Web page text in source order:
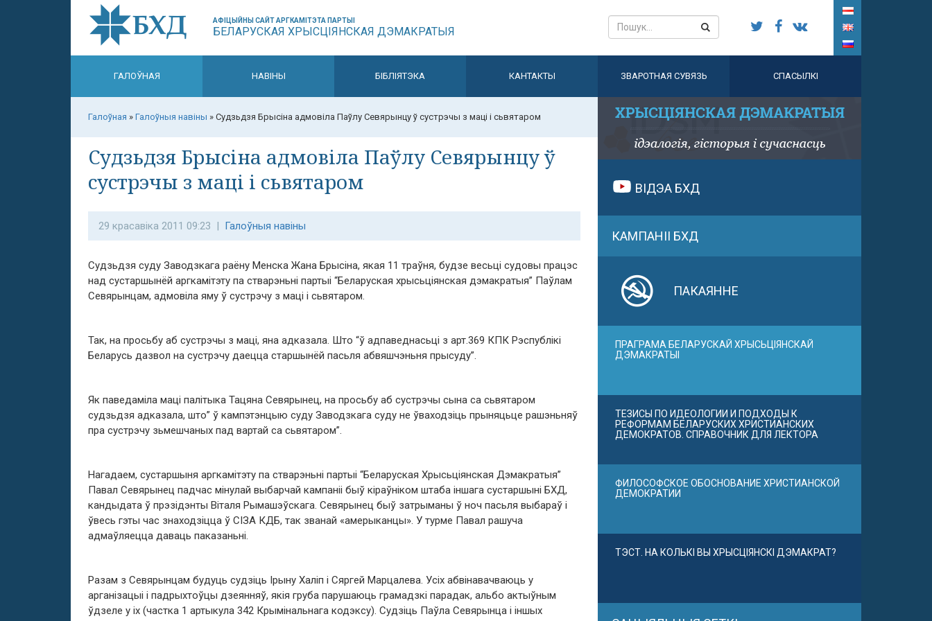
АФІЦЫЙНЫ САЙТ АРГКАМІТЭТА ПАРТЫІ
БЕЛАРУСКАЯ ХРЫСЦІЯНСКАЯ ДЭМАКРАТЫЯ
ГАЛОЎНАЯ НАВІНЫ БІБЛІЯТЭКА КАНТАКТЫ ЗВАРОТНАЯ СУВЯЗЬ СПАСЫЛКІ
Галоўная » Галоўныя навіны » Судзьдзя Брысіна адмовіла Паўлу Севярынцу ў сустрэчы з маці і сьвятаром
Судзьдзя Брысіна адмовіла Паўлу Севярынцу ў
сустрэчы з маці і сьвятаром
29 красавіка 2011 09:23 | Галоўныя навіны
Судзьдзя суду Заводзкага раёну Менска Жана Брысіна, якая 11 траўня, будзе весьці судовы працэс
над сустаршынёй аргкамітэту па стварэньні партыі “Беларуская хрысьціянская дэмакратыя” Паўлам
Севярынцам, адмовіла яму ў сустрэчу з маці і сьвятаром.
Так, на просьбу аб сустрэчы з маці, яна адказала. Што “ў адпаведнасьці з арт.369 КПК Рэспублікі
Беларусь дазвол на сустрэчу даецца старшынёй пасьля абвяшчэньня прысуду”.
Як паведаміла маці палітыка Тацяна Севярынец, на просьбу аб сустрэчы сына са сьвятаром
судзьдзя адказала, што” ў кампэтэнцыю суду Заводзкага суду не ўваходзіць прыняцьце рашэньняў
пра сустрэчу зьмешчаных пад вартай са сьвятаром”.
Нагадаем, сустаршыня аргкамітэту па стварэньні партыі “Беларуская Хрысьціянская Дэмакратыя”
Павал Севярынец падчас мінулай выбарчай кампаніі быў кіраўніком штаба іншага сустаршыні БХД,
кандыдата ў прэзідэнты Віталя Рымашэўскага. Севярынец быў затрыманы ў ноч пасьля выбараў і
ўвесь гэты час знаходзіцца ў СІЗА КДБ, так званай «амерыканцы». У турме Павал рашуча
адмаўляецца даваць паказаньні.
Разам з Севярынцам будуць судзіць Ірыну Халіп і Сяргей Марцалева. Усіх абвінавачваюць у
арганізацыі і падрыхтоўцы дзеянняў, якія груба парушаюць грамадзкі парадак, альбо актыўным
ўдзеле у іх (частка 1 артыкула 342 Крымінальнага кодэксу). Судзіць Паўла Севярынца і іншых
ВІДЭА БХД
КАМПАНІІ БХД
ПАКАЯННЕ
ПРАГРАМА БЕЛАРУСКАЙ ХРЫСЬЦІЯНСКАЙ
ДЭМАКРАТЫІ
ТЕЗИСЫ ПО ИДЕОЛОГИИ И ПОДХОДЫ К
РЕФОРМАМ БЕЛАРУСКИХ ХРИСТИАНСКИХ
ДЕМОКРАТОВ. СПРАВОЧНИК ДЛЯ ЛЕКТОРА
ФИЛОСОФСКОЕ ОБОСНОВАНИЕ ХРИСТИАНСКОЙ
ДЕМОКРАТИИ
ТЭСТ. НА КОЛЬКІ ВЫ ХРЫСЦІЯНСКІ ДЭМАКРАТ?